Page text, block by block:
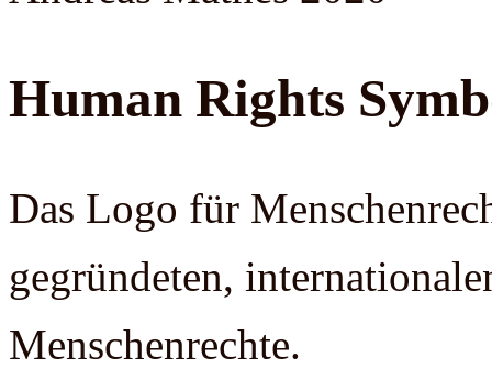
Human Rights
Das Logo für
gegründeten,
Menschenrechte.